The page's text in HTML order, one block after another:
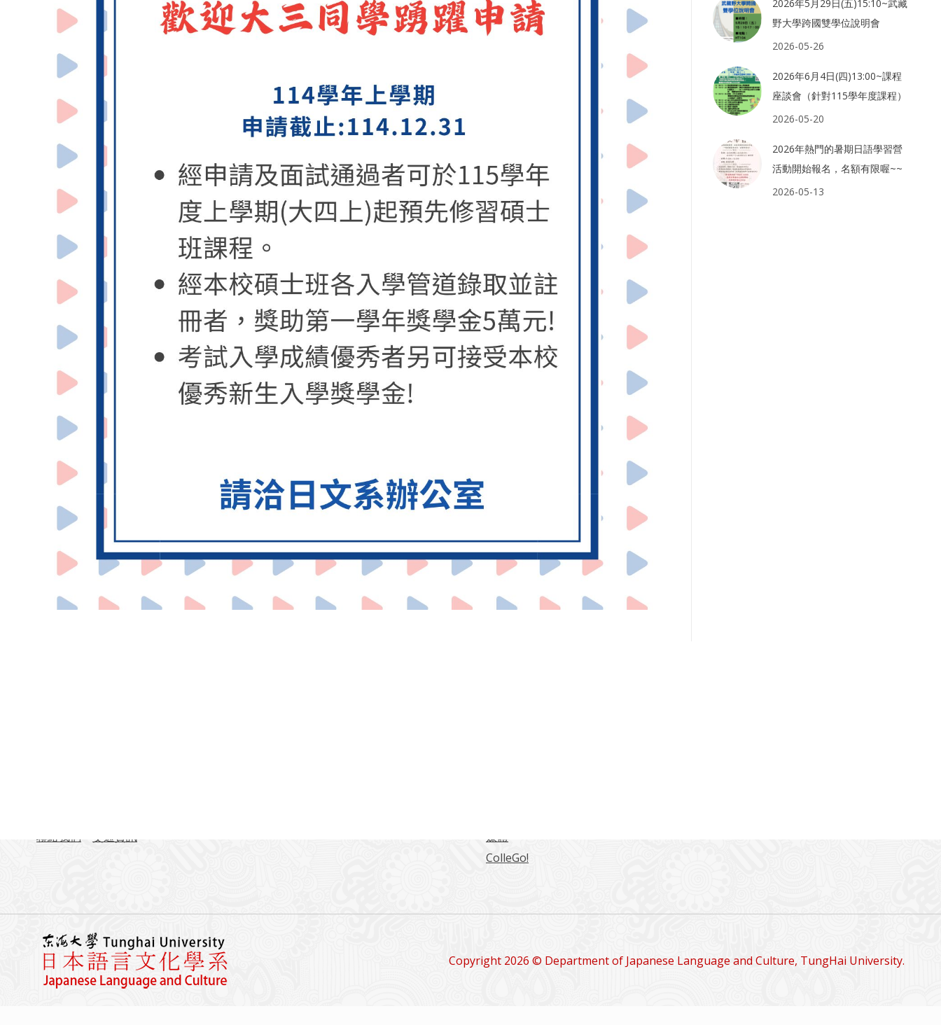
2026年5月29日(五)15:10~武藏
野大學跨國雙學位說明會
2026-05-26
2026年6月4日(四)13:00~課程
座談會（針對115學年度課程）
2026-05-20
2026年熱門的暑期日語學習營
活動開始報名，名額有限喔~~
2026-05-13
聯絡我們
交通資訊
媒體
ColleGo!
Copyright 2026 © Department of Japanese Language and Culture, TungHai University.